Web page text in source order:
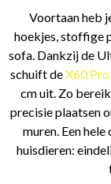
Voortaan heb
hoekjes, stoffige
sofa. Dankzij de
schuift deX60 Pro
cm uit. Zo
precisie plaatsen
muren. Een
huisdieren: